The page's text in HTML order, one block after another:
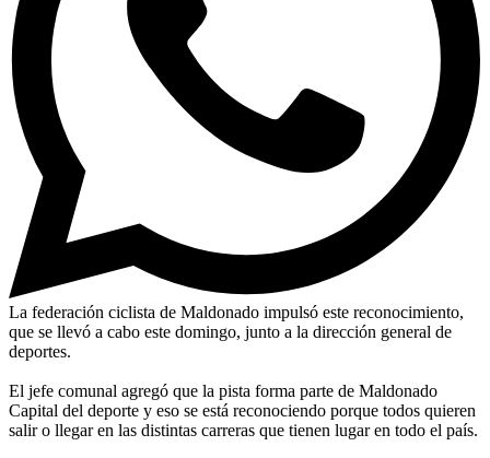
La federación ciclista de Maldonado impulsó este reconocimiento,
que se llevó a cabo este domingo, junto a la dirección general de
deportes.
El jefe comunal agregó que la pista forma parte de Maldonado
Capital del deporte y eso se está reconociendo porque todos quieren
salir o llegar en las distintas carreras que tienen lugar en todo el país.